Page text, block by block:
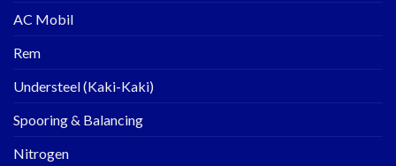
AC Mobil
Rem
Understeel (Kaki-Kaki)
Spooring & Balancing
Nitrogen